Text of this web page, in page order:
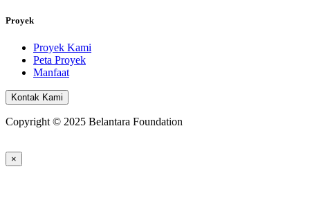
Proyek
Proyek Kami
Peta Proyek
Manfaat
Kontak Kami
Copyright © 2025 Belantara Foundation
×